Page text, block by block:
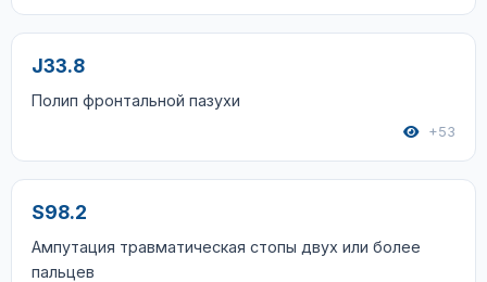
J33.8
Полип фронтальной пазухи
+53
S98.2
Ампутация травматическая стопы двух или более
пальцев